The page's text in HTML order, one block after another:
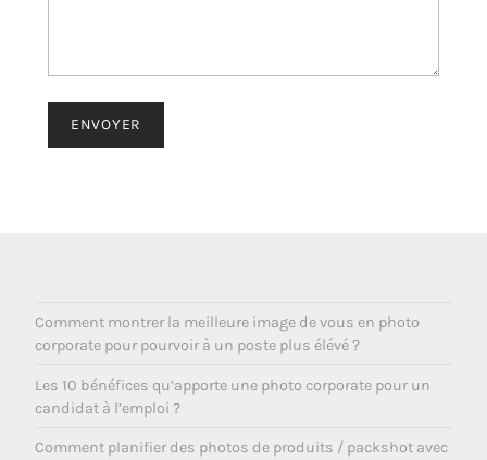
ENVOYER
Comment montrer la meilleure image de vous en photo
corporate pour pourvoir à un poste plus élévé ?
Les 10 bénéfices qu’apporte une photo corporate pour un
candidat à l’emploi ?
Comment planifier des photos de produits / packshot avec